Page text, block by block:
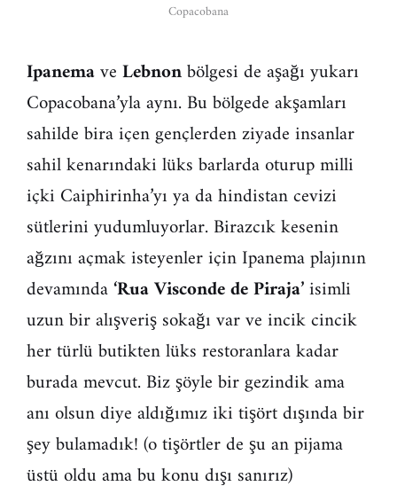
Copacobana
IpanemaveLebnonbölgesi de aşağı yukarı
Copacobana’yla aynı. Bu bölgede akşamları
sahilde bira içen gençlerden ziyade insanlar
sahil kenarındaki lüks barlarda oturup milli
içki Caiphirinha’yı ya da hindistan cevizi
sütlerini yudumluyorlar. Birazcık kesenin
ağzını açmak isteyenler için Ipanema plajının
devamında‘Rua Visconde de Piraja’isimli
uzun bir alışveriş sokağı var ve incik cincik
her türlü butikten lüks restoranlara kadar
burada mevcut. Biz şöyle bir gezindik ama
anı olsun diye aldığımız iki tişört dışında bir
şey bulamadık! (o tişörtler de şu an pijama
üstü oldu ama bu konu dışı sanırız)